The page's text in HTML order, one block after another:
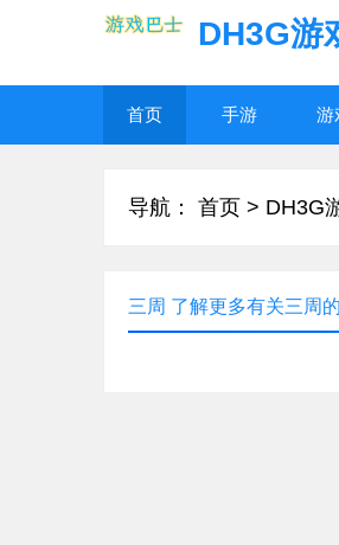
DH3G游
首页 手游 游
导航： 首页 > DH3G
三周 了解更多有关三周